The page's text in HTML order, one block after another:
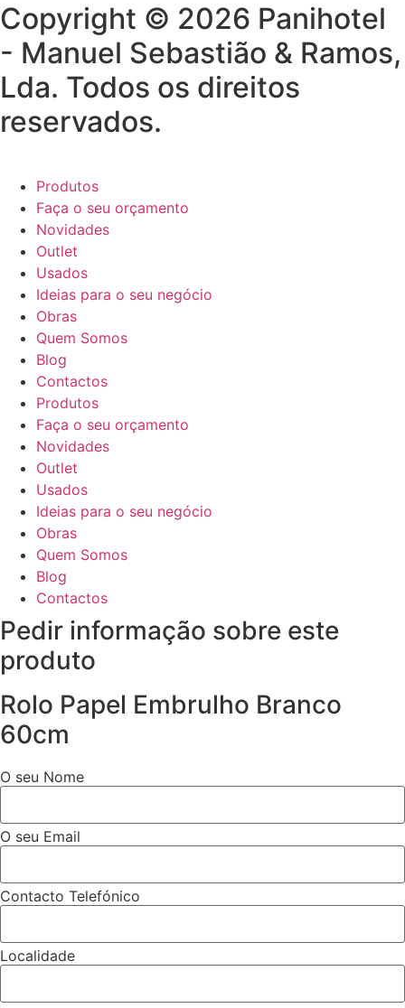
Copyright © 2026 Panihotel
- Manuel Sebastião & Ramos,
Lda. Todos os direitos
reservados.
Produtos
Faça o seu orçamento
Novidades
Outlet
Usados
Ideias para o seu negócio
Obras
Quem Somos
Blog
Contactos
Produtos
Faça o seu orçamento
Novidades
Outlet
Usados
Ideias para o seu negócio
Obras
Quem Somos
Blog
Contactos
Pedir informação sobre este
produto
Rolo Papel Embrulho Branco
60cm
O seu Nome
O seu Email
Contacto Telefónico
Localidade